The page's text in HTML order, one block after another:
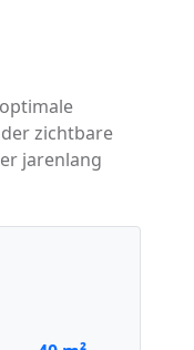
zichtbare
jarenlang